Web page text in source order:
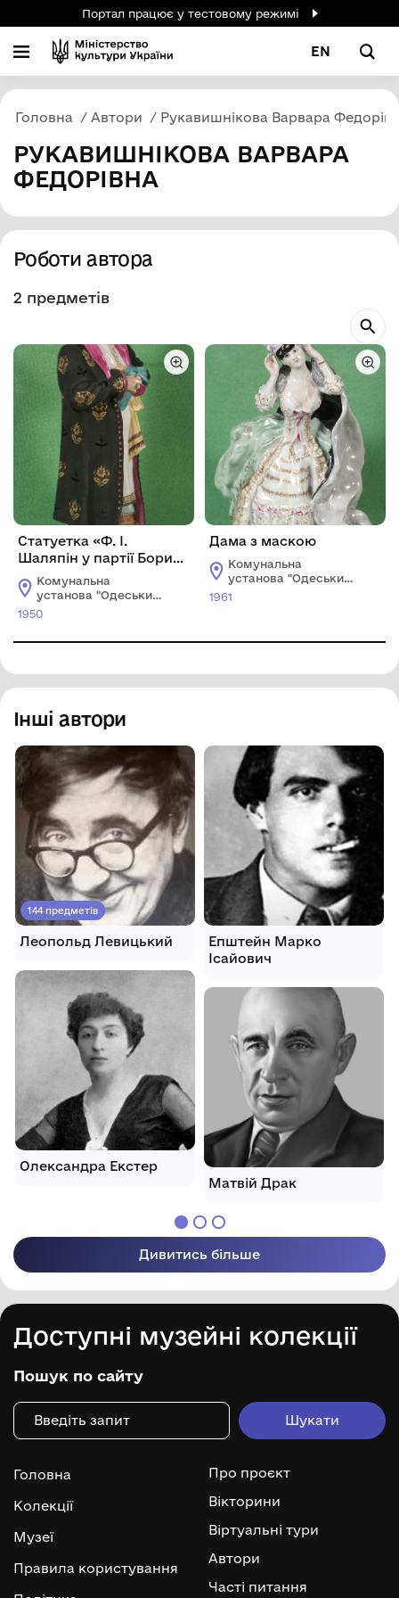
Портал працює у тестовому режимі
EN
Головна Автори Рукавишнікова Варвара
РУКАВИШНІКОВА ВАРВАРА
ФЕДОРІВНА
Роботи автора
2 предметів
Статуетка «Ф. І.
Шаляпін у партії Бориса
Годунова в опері М. П.
Мусоргського «Борис
Годунов»
Комунальна
установа "Одеський
національний
1950
Дама з маскою
Комунальна
установа "Одеський
національний
1961
Інші автори
144 предметів
Леопольд Левицький
Олександра Екстер
Епштейн Марко
Ісайович
Матвій Драк
Дивитись більше
Доступні музейні колекції
Пошук по сайту
Головна
Колекції
Музеї
Правила користування
Про проєкт
Вікторини
Віртуальні тури
Автори
Часті питання